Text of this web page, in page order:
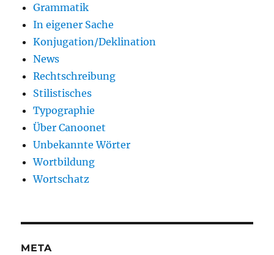
Grammatik
In eigener Sache
Konjugation/Deklination
News
Rechtschreibung
Stilistisches
Typographie
Über Canoonet
Unbekannte Wörter
Wortbildung
Wortschatz
META